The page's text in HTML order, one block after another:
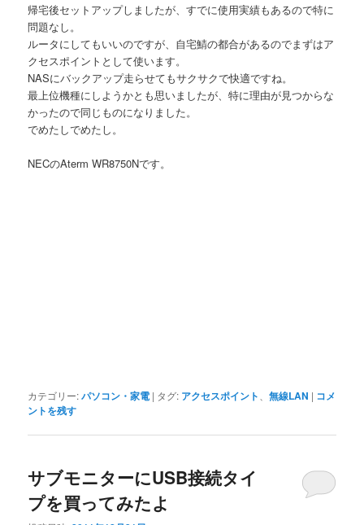
帰宅後セットアップしましたが、すでに使用実績もあるので特に
問題なし。
ルータにしてもいいのですが、自宅鯖の都合があるのでまずはア
クセスポイントとして使います。
NASにバックアップ走らせてもサクサクで快適ですね。
最上位機種にしようかとも思いましたが、特に理由が見つからな
かったので同じものになりました。
でめたしでめたし。
NECのAterm WR8750Nです。
カテゴリー:パソコン・家電 | タグ: アクセスポイント 、無線LAN | コメ
ントを残す
サブモニターにUSB接続タイ
プを買ってみたよ